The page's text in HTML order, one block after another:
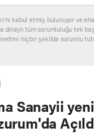
kabul etmiş bulunuyor ve
tüm sorumluluğu tek
hiçbir şekilde sorumlu
Sanayii